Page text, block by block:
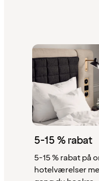
5-15 % rabat
5-15 % rabat på
hotelværelser